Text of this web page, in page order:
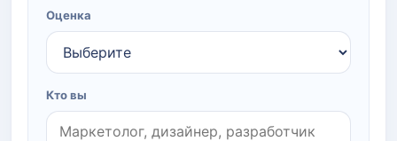
Оценка
Кто вы